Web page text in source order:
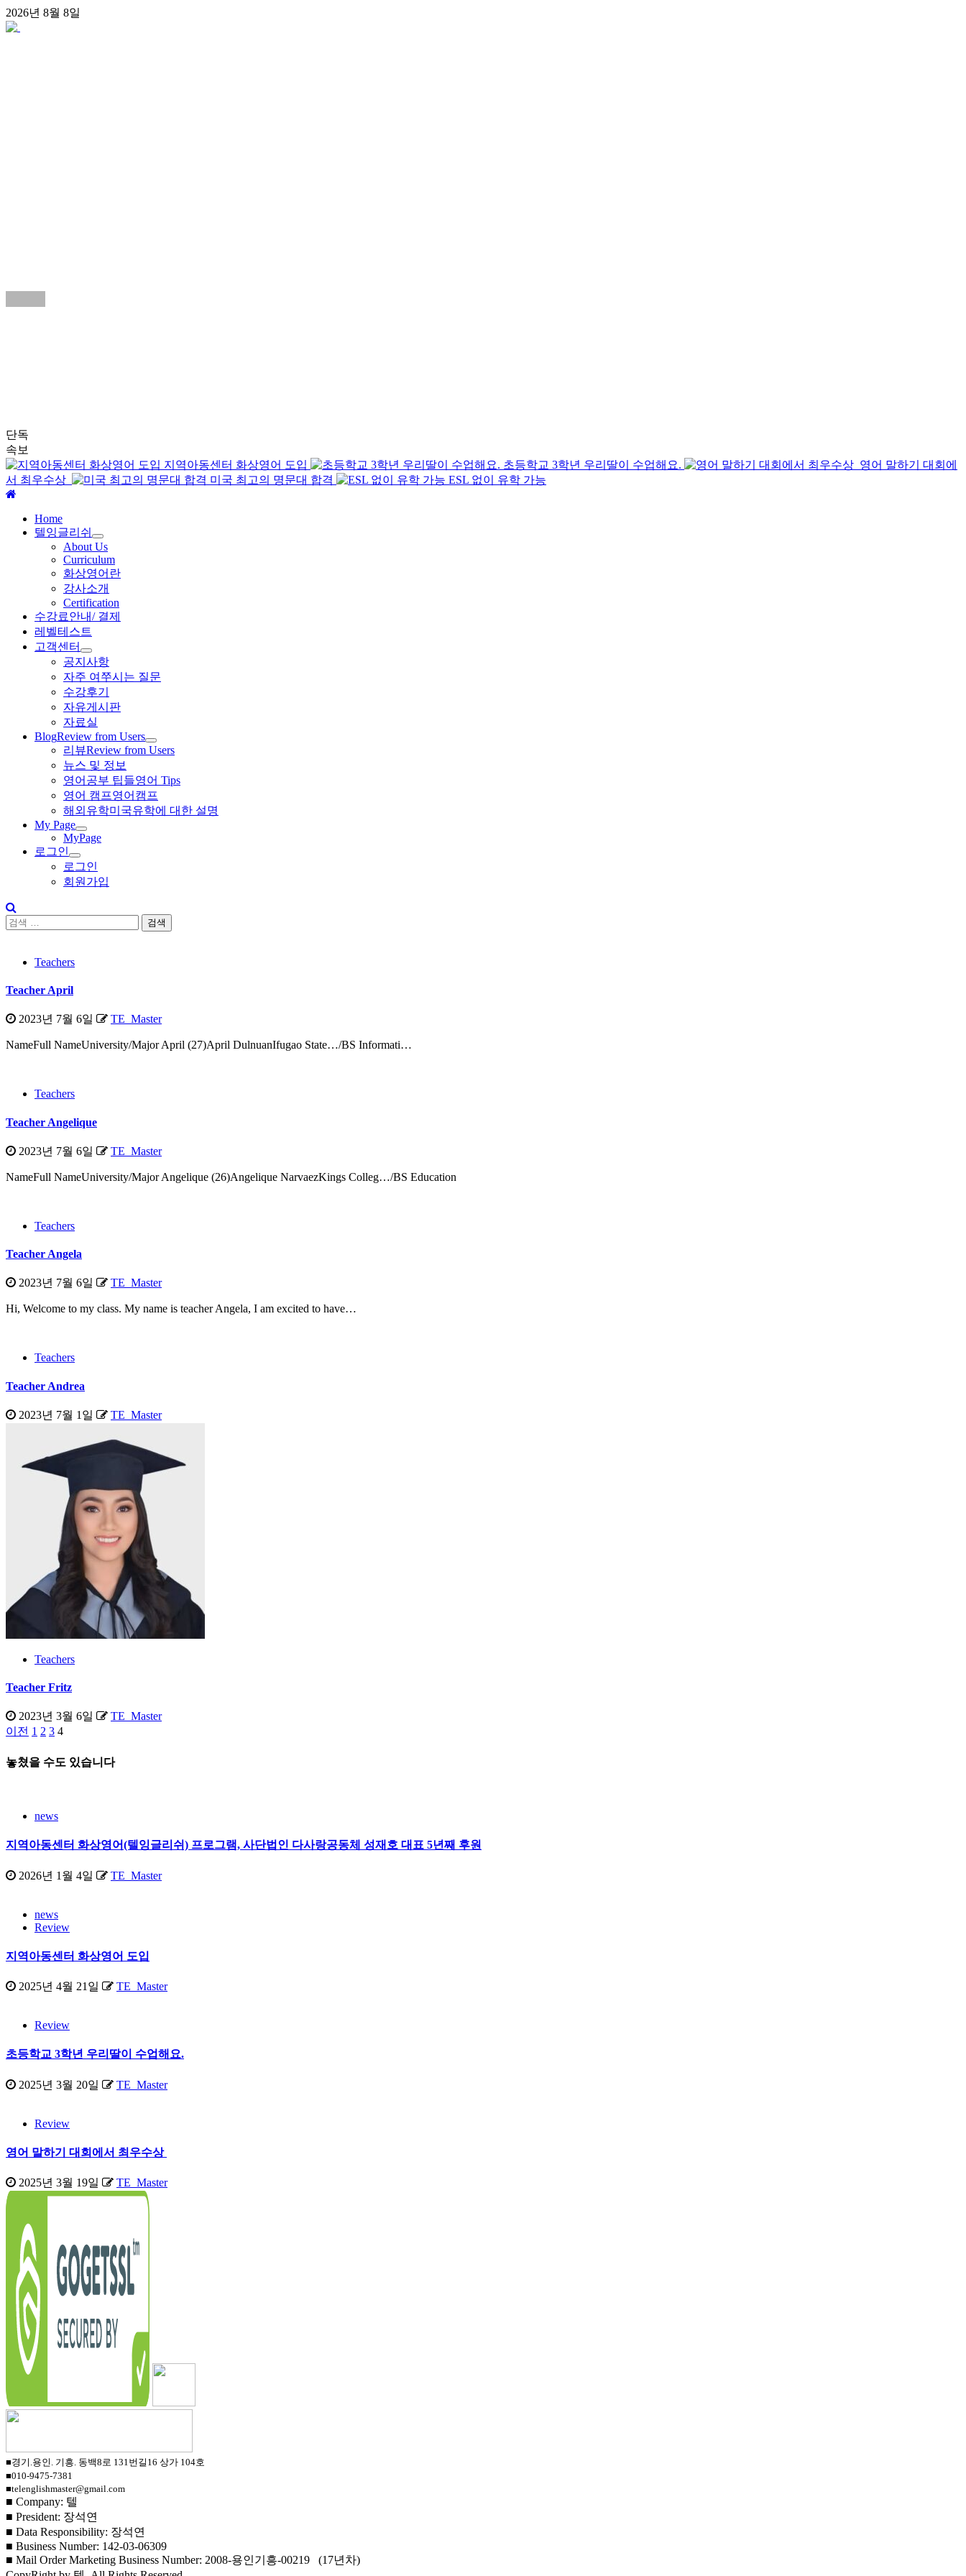
콘
텐
2026년 8월 8일
단독
속보
지역아동센터 화상영어 도입
초등학교 3학년 우리딸이 수업해요.
영어 말하기 대회에
서 최우수상
미국 최고의 명문대 합격
ESL 없이 유학 가능
뉴
Home
텔잉글리쉬
About Us
Curriculum
화상영어란
강사소개
Certification
수강료안내/ 결제
레벨테스트
고객센터
공지사항
자주 여쭈시는 질문
수강후기
자유게시판
자료실
BlogReview from Users
리뷰Review from Users
뉴스 및 정보
영어공부 팁들영어 Tips
영어 캠프영어캠프
해외유학미국유학에 대한 설명
My Page
MyPage
로그인
로그인
회원가입
검
후
기
Teachers
Teacher April
2023년 7월 6일 TE_Master
NameFull NameUniversity/Major April (27)April DulnuanIfugao State…/BS Informati…
Teachers
Teacher Angelique
2023년 7월 6일 TE_Master
NameFull NameUniversity/Major Angelique (26)Angelique NarvaezKings Colleg…/BS Education
Teachers
Teacher Angela
2023년 7월 6일 TE_Master
Hi, Welcome to my class. My name is teacher Angela, I am excited to have…
Teachers
Teacher Andrea
2023년 7월 1일 TE_Master
Teachers
Teacher Fritz
2023년 3월 6일 TE_Master
글
페
김
이전 1 2 3 4
놓쳤을 수도 있습니다
news
지역아동센터 화상영어(텔잉글리쉬) 프로그램, 사단법인 다사랑공동체 성재호 대표 5년째 후원
2026년 1월 4일 TE_Master
news
Review
지역아동센터 화상영어 도입
2025년 4월 21일 TE_Master
Review
초등학교 3학년 우리딸이 수업해요.
2025년 3월 20일 TE_Master
Review
영어 말하기 대회에서 최우수상
2025년 3월 19일 TE_Master
■경기.용인. 기흥. 동백8로 131번길16 상가 104호
■010-9475-7381
■telenglishmaster@gmail.com
■ Company: 텔
■ President: 장석연
■ Data Responsibility: 장석연
■ Business Number: 142-03-06309
■ Mail Order Marketing Business Number: 2008-용인기흥-00219 (17년차)